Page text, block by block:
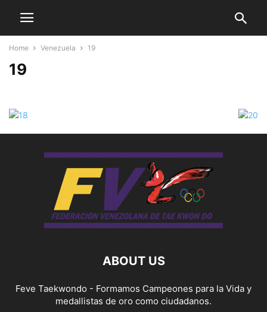
Home Venezuela 19
19
ABOUT US
Feve Taekwondo - Formamos Campeones para la Vida y
medallistas de oro como ciudadanos.